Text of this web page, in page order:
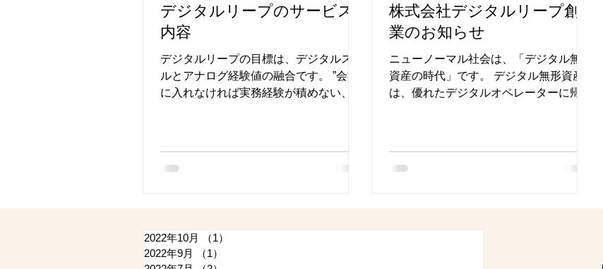
デジタルリープのサービス
内容
デジタルリープの目標は、デジタルスキ
ルとアナログ経験値の融合です。 ”会社
に入れなければ実務経験が積めない、会
株式会社デジタルリープ創
業のお知らせ
ニューノーマル社会は、「デジタル無形
資産の時代」です。 デジタル無形資産
は、優れたデジタルオペレーターに帰属
2022年10月 （1）
2022年9月
（1）